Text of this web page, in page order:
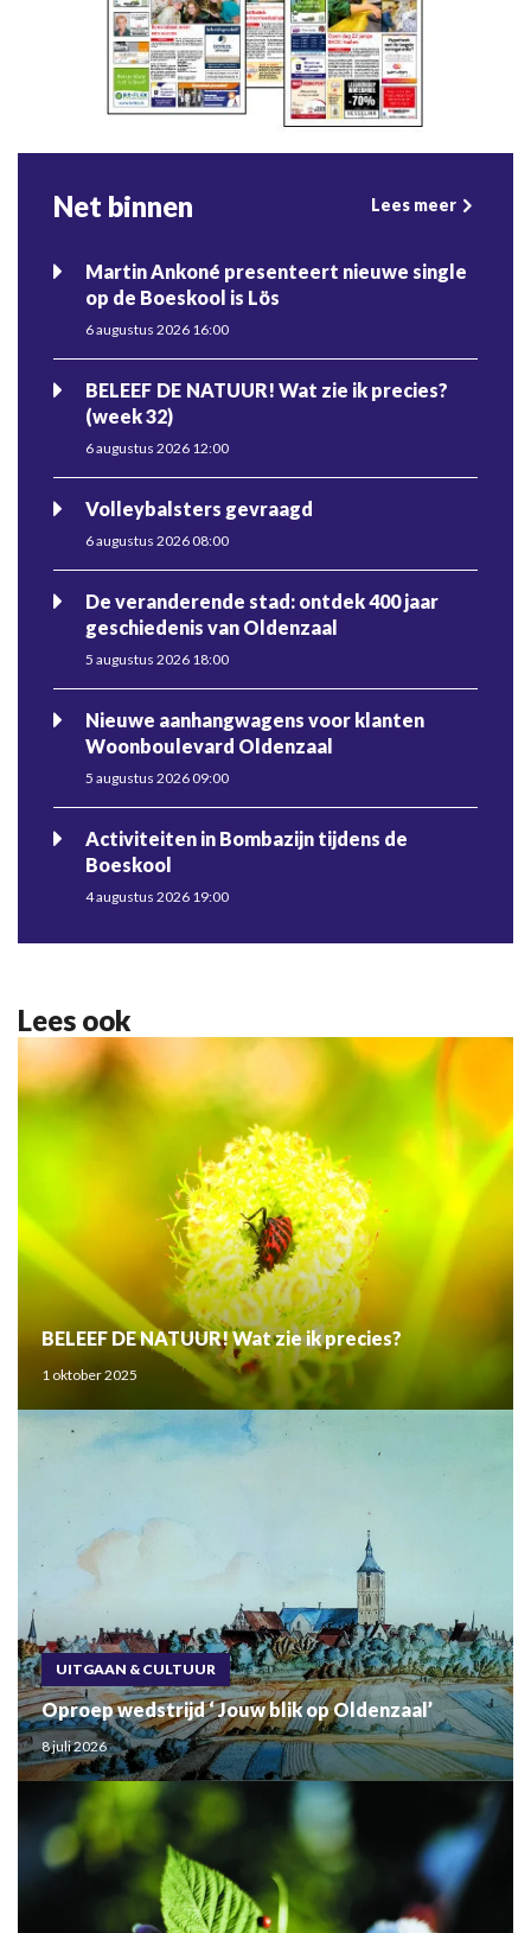
Net binnen Lees meer
Martin Ankoné presenteert nieuwe single
op de Boeskool is Lös
6 augustus 2026 16:00
BELEEF DE NATUUR! Wat zie ik precies?
(week 32)
6 augustus 2026 12:00
Volleybalsters gevraagd
6 augustus 2026 08:00
De veranderende stad: ontdek 400 jaar
geschiedenis van Oldenzaal
5 augustus 2026 18:00
Nieuwe aanhangwagens voor klanten
Woonboulevard Oldenzaal
5 augustus 2026 09:00
Activiteiten in Bombazijn tijdens de
Boeskool
4 augustus 2026 19:00
Lees ook
BELEEF DE NATUUR! Wat zie ik precies?
1 oktober 2025
UITGAAN & CULTUUR
Oproep wedstrijd ‘ Jouw blik op Oldenzaal’
8 juli 2026